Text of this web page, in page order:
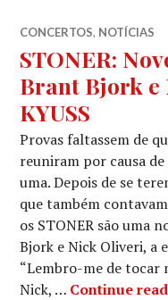
CONCERTOS, NOTÍCIAS
STONER:
Brant Bjork
KYUSS
Provas faltassem de
reuniram por causa
uma. Depois de se
que também
os STONER são uma
Bjork e Nick Oliveri, a
“Lembro-me de tocar
Nick, … Continue